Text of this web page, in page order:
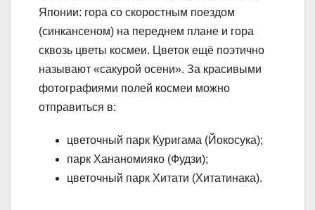
Японии: гора со скоростным поездом
(синкансеном) на переднем плане и гора
сквозь цветы космеи. Цветок ещё поэтично
называют «сакурой осени». За красивыми
фотографиями полей космеи можно
отправиться в:
цветочный парк Куригама (Йокосука);
парк Хананомияко (Фудзи);
цветочный парк Хитати (Хитатинака).